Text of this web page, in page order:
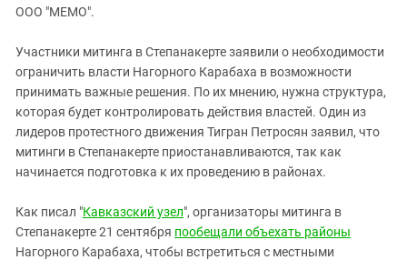
ИНАКОМЫСЛИЕ В ЧЕЧНЕ
ПРЕСЛЕДОВАНИЕ АКТИВИСТОВ
МОБИЛИЗАЦИЯ И ПРОТЕСТЫ
Дагестан
Кабардино-Балкария
Калмыкия
Карачаево-Черкесия
Краснодарский край
Российская Федерация
Ростовская область
ООО "МЕМО".
Участники митинга в Степанакерте заявили о необходимости
ограничить власти Нагорного Карабаха в возможности
принимать важные решения. По их мнению, нужна структура,
которая будет контролировать действия властей. Один из
лидеров протестного движения Тигран Петросян заявил, что
митинги в Степанакерте приостанавливаются, так как
начинается подготовка к их проведению в районах.
Как писал "Кавказский узел", организаторы митинга в
Степанакерте 21 сентября пообещали объехать районы
Нагорного Карабаха, чтобы встретиться с местными